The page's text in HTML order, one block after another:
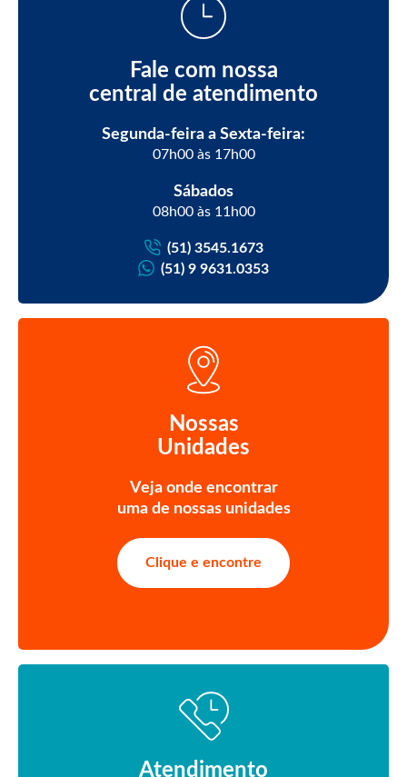
Fale com nossa
central de atendimento
Segunda-feira a Sexta-feira:
07h00 às 17h00
Sábados
08h00 às 11h00
(51) 3545.1673
(51) 9 9631.0353
Nossas
Unidades
Veja onde encontrar
uma de nossas unidades
Clique e encontre
Atendimento